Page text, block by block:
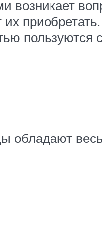
возникает
пользуются
обладают